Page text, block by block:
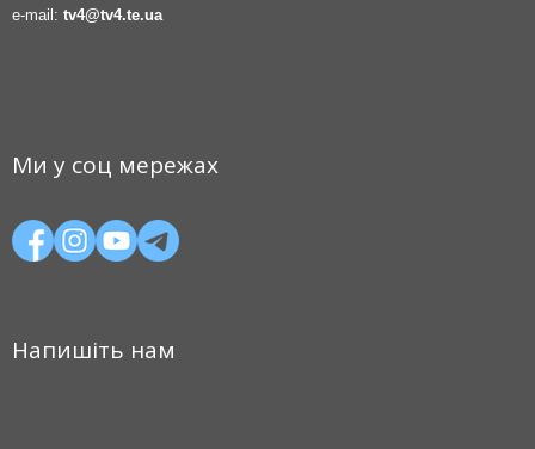
e-mail: tv4@tv4.te.ua
Ми у соц мережах
Напишіть нам